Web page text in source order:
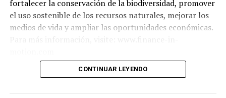
fortalecer la conservación de la biodiversidad, promover
el uso sostenible de los recursos naturales, mejorar los
medios de vida y ampliar las oportunidades económicas.
CONTINUAR LEYENDO